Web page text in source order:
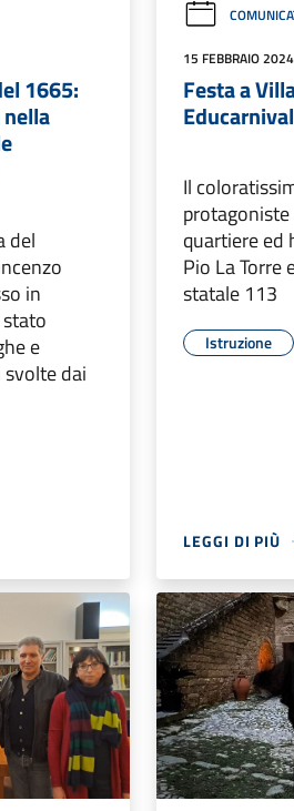
1665:
del
in
e
dai
15 FEBBRAIO 2024
Festa a
Educarnival
Il
quartiere ed
Pio La Torre
statale 113
Istruzione
LEGGI DI PIÙ